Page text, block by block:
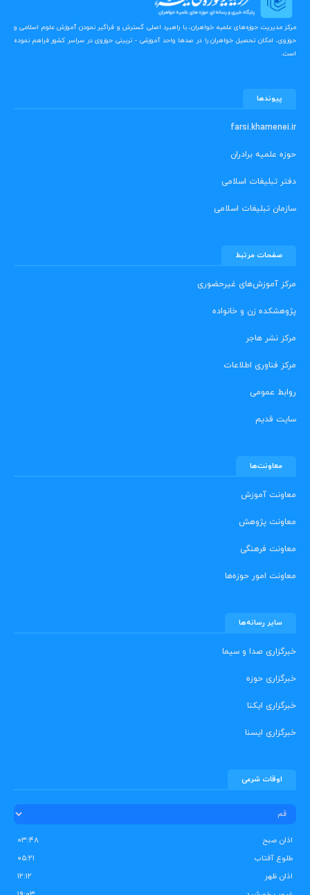
مرکز مدیریت حوزه‌های علمیه خواهران، با راهبرد اصلی گسترش و فراگیر نمودن آموزش علوم اسلامی و
حوزوی، امکان تحصیل خواهران را در صدها واحد آموزشی - تربیتی حوزوی در سراسر کشور فراهم نموده
است.
پیوندها
farsi.khamenei.ir
حوزه علمیه برادران
دفتر تبلیغات اسلامی
سازمان تبلیغات اسلامی
صفحات مرتبط
مرکز آموزش‌های غیرحضوری
پژوهشکده زن و خانواده
مرکز نشر هاجر
مرکز فناوری اطلاعات
روابط عمومی
سایت قدیم
معاونت‌ها
معاونت آموزش
معاونت پژوهش
معاونت فرهنگی
معاونت امور حوزه‌ها
سایر رسانه‌ها
خبرگزاری صدا و سیما
خبرگزاری حوزه
خبرگزاری ایکنا
خبرگزاری ایسنا
اوقات شرعی
اذان صبح
۰۳:۴۸
طلوع آفتاب
۰۵:۲۱
اذان ظهر
۱۲:۱۲